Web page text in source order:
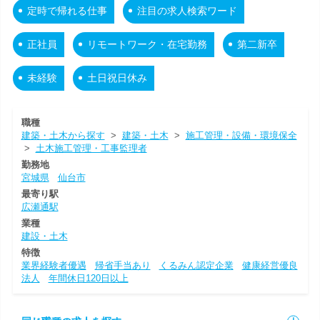
定時で帰れる仕事 注目の求人検索ワード
正社員 リモートワーク・在宅勤務 第二新卒
未経験 土日祝日休み
職種
建築・土木から探す > 建築・土木 > 施工管理・設備・環境保全
> 土木施工管理・工事監理者
勤務地
宮城県
仙台市
最寄り駅
広瀬通駅
業種
建設・土木
特徴
業界経験者優遇
帰省手当あり くるみん認定企業
健康経営優良
法人
年間休日120日以上